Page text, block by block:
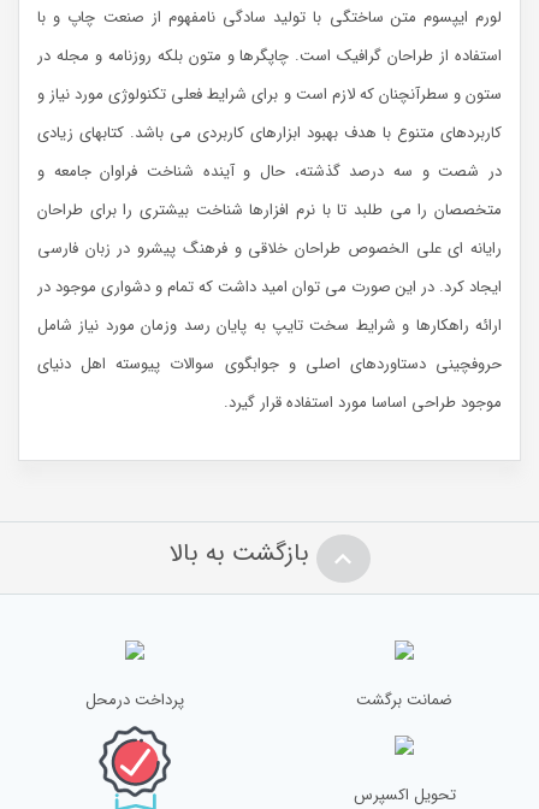
لورم ایپسوم متن ساختگی با تولید سادگی نامفهوم از صنعت چاپ و با
استفاده از طراحان گرافیک است. چاپگرها و متون بلکه روزنامه و مجله در
ستون و سطرآنچنان که لازم است و برای شرایط فعلی تکنولوژی مورد نیاز و
کاربردهای متنوع با هدف بهبود ابزارهای کاربردی می باشد. کتابهای زیادی
در شصت و سه درصد گذشته، حال و آینده شناخت فراوان جامعه و
متخصصان را می طلبد تا با نرم افزارها شناخت بیشتری را برای طراحان
رایانه ای علی الخصوص طراحان خلاقی و فرهنگ پیشرو در زبان فارسی
ایجاد کرد. در این صورت می توان امید داشت که تمام و دشواری موجود در
ارائه راهکارها و شرایط سخت تایپ به پایان رسد وزمان مورد نیاز شامل
حروفچینی دستاوردهای اصلی و جوابگوی سوالات پیوسته اهل دنیای
موجود طراحی اساسا مورد استفاده قرار گیرد.
بازگشت به بالا
ضمانت برگشت پرداخت درمحل
تحویل اکسپرس